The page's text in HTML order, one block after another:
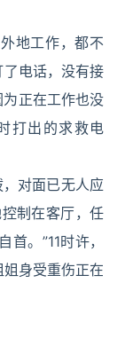
地工作，都不
电话，没有接
正在工作也没
打出的求救电
对面已无人应
制在客厅，任
。”11时许，
身受重伤正在